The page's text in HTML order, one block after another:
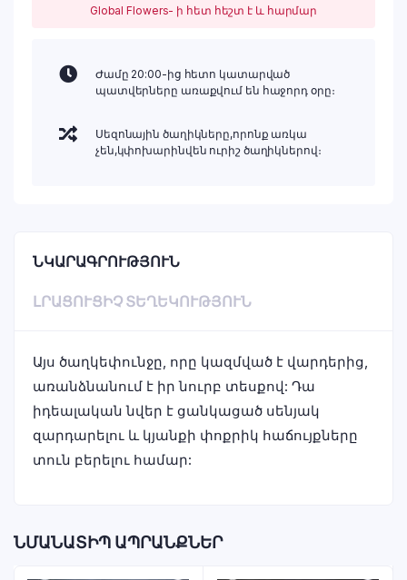
Global Flowers- ի հետ հեշտ է և հարմար
Ժամը 20:00-ից հետո կատարված
պատվերները առաքվում են հաջորդ օրը։
Սեզոնային ծաղիկները,որոնք առկա
չեն,կփոխարինվեն ուրիշ ծաղիկներով։
ՆԿԱՐԱԳՐՈՒԹՅՈՒՆ
ԼՐԱՑՈՒՑԻՉ ՏԵՂԵԿՈՒԹՅՈՒՆ
Այս ծաղկեփունջը, որը կազմված է վարդերից,
առանձնանում է իր նուրբ տեսքով: Դա
իդեալական նվեր է ցանկացած սենյակ
զարդարելու և կյանքի փոքրիկ հաճույքները
տուն բերելու համար:
ՆՄԱՆԱՏԻՊ ԱՊՐԱՆՔՆԵՐ